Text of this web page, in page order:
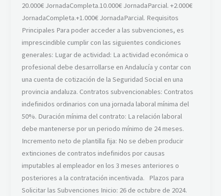
20.000€ JornadaCompleta.10.000€ JornadaParcial. +2.000€
JornadaCompleta.+1.000€ JornadaParcial. Requisitos
Principales Para poder acceder a las subvenciones, es
imprescindible cumplir con las siguientes condiciones
generales: Lugar de actividad: La actividad económica o
profesional debe desarrollarse en Andalucía y contar con
una cuenta de cotización de la Seguridad Social en una
provincia andaluza. Contratos subvencionables: Contratos
indefinidos ordinarios con una jornada laboral mínima del
50%. Duración mínima del contrato: La relación laboral
debe mantenerse por un periodo mínimo de 24 meses.
Incremento neto de plantilla fija: No se deben producir
extinciones de contratos indefinidos por causas
imputables al empleador en los 3 meses anteriores o
posteriores a la contratación incentivada. Plazos para
Solicitar las Subvenciones Inicio: 26 de octubre de 2024.